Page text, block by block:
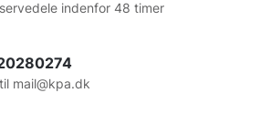
indenfor 48 timer
mail@kpa.dk